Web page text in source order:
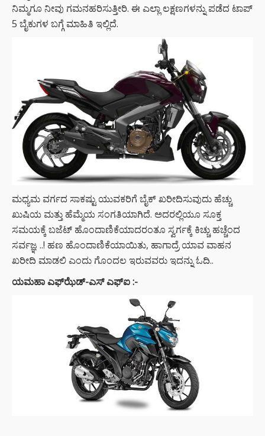
ನಿಮ್ಮಗೂ ನೀವು ಗಮನಹರಿಸುತ್ತೀರಿ. ಈ ಎಲ್ಲಾ ಲಕ್ಷಣಗಳನ್ನು ಪಡೆದ ಟಾಪ್
5 ಬೈಕುಗಳ ಬಗ್ಗೆ ಮಾಹಿತಿ ಇಲ್ಲಿದೆ.
ಮಧ್ಯಮ ವರ್ಗದ ಸಾಕಷ್ಟು ಯುವಕರಿಗೆ ಬೈಕ್ ಖರೀದಿಸುವುದು ಹೆಚ್ಚು
ಖುಷಿಯ ಮತ್ತು ಹೆಮ್ಮೆಯ ಸಂಗತಿಯಾಗಿದೆ. ಅದರಲ್ಲಿಯೂ ಸೂಕ್ತ
ಸಮಯಕ್ಕೆ ಬಜೆಟ್ ಹೊಂದಾಣಿಕೆಯಾದರಂತೂ ಸ್ವರ್ಗಕ್ಕೆ ಕಿಚ್ಚು ಹಚ್ಚೆಂದ
ಸರ್ವಜ್ಞ ..! ಹಣ ಹೊಂದಾಣಿಕೆಯಾಯಿತು, ಹಾಗಾದ್ರೆ ಯಾವ ವಾಹನ
ಖರೀದಿ ಮಾಡಲಿ ಎಂದು ಗೊಂದಲ ಇರುವವರು ಇದನ್ನು ಓದಿ..
ಯಮಹಾ ಎಫ್‌ಝೆಡ್-ಎಸ್ ಎಫ್‌ಐ :-